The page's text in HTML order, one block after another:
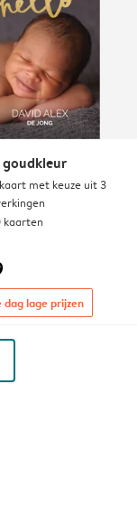
met keuze uit 3
kaarten
dag lage prijzen